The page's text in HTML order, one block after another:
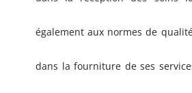
également aux normes de
dans la fourniture de ses